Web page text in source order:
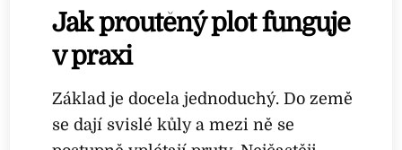
Jak proutěný plot funguje
v praxi
Základ je docela jednoduchý. Do země
se dají svislé kůly a mezi ně se